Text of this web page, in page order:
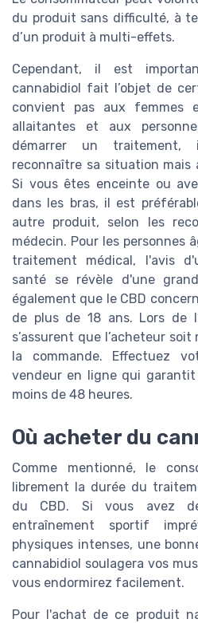
du produit sans difficulté, à
d’un produit à multi-effets.
Cependant, il est
cannabidiol fait l’objet de
convient pas aux femmes
allaitantes et aux
démarrer un
reconnaître sa situation mais
Si vous êtes enceinte ou
dans les bras, il est
autre produit, selon les
médecin. Pour les personnes
traitement médical, l'avis
santé se révèle d'une
également que le CBD
de plus de 18 ans. Lors de
s’assurent que l’acheteur
la commande. Effectuez
vendeur en ligne qui
moins de 48 heures.
Où acheter du
Comme mentionné, le
librement la durée du
du CBD. Si vous avez
entraînement sportif
physiques intenses, une
cannabidiol soulagera vos
vous endormirez facilement.
Pour l'achat de ce produit